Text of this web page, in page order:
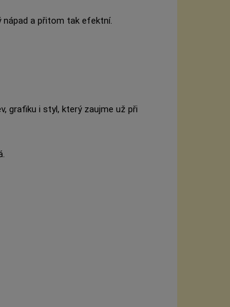
nápad a přitom tak efektní.
grafiku i styl, který zaujme už při